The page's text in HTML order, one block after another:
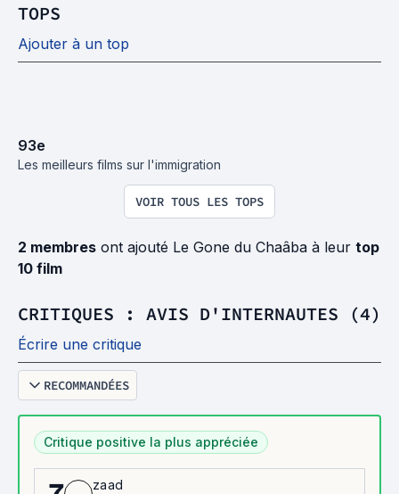
TOPS
Ajouter à un top
93e
Les meilleurs films sur l'immigration
VOIR TOUS LES TOPS
2 membres ont ajouté Le Gone du Chaâba à leur top
10 film
CRITIQUES : AVIS D'INTERNAUTES (4)
Écrire une critique
RECOMMANDÉES
Critique positive la plus appréciée
zaad